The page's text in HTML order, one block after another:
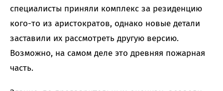
специалисты приняли комплекс за резиденцию
кого-то из аристократов, однако новые детали
заставили их рассмотреть другую версию.
Возможно, на самом деле это древняя пожарная
часть.